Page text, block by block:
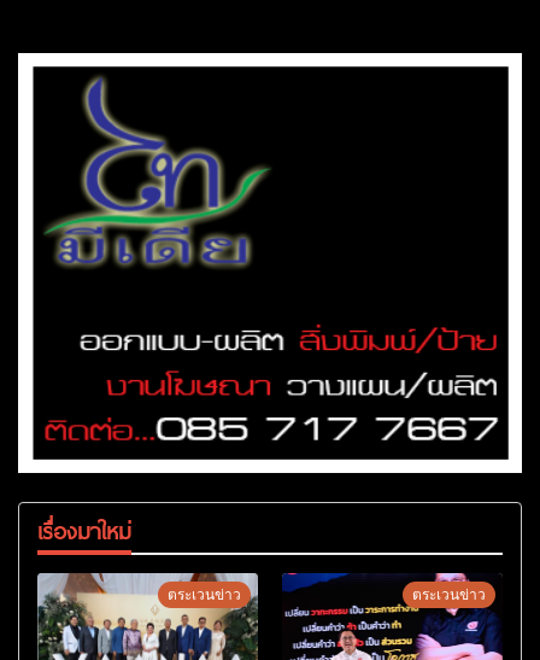
เรื่องมาใหม่
ตระเวนข่าว ตระเวนข่าว